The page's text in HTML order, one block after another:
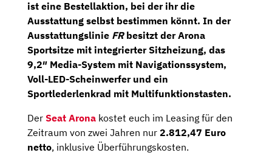
ist eine Bestellaktion, bei der ihr die
Ausstattung selbst bestimmen könnt. In der
Ausstattungslinie FRbesitzt der Arona
Sportsitze mit integrierterSitzheizung, das
9,2″ Media-System mit Navigationssystem,
Voll-LED-Scheinwerferund ein
Sportlederlenkrad mit Multifunktionstasten.
Der Seat Arona kostet euch im Leasing für den
Zeitraum von zwei Jahren nur 2.812,47 Euro
netto, inklusive Überführungskosten.